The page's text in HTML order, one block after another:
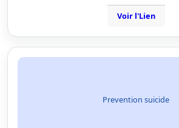
Voir l'Lien
Prevention suicide